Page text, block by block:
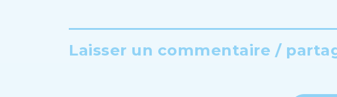
Laisser un commentaire /